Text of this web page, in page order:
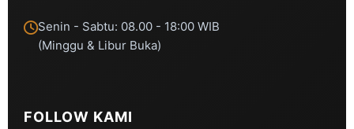
Senin - Sabtu: 08.00 - 18:00 WIB
(Minggu & Libur Buka)
FOLLOW KAMI